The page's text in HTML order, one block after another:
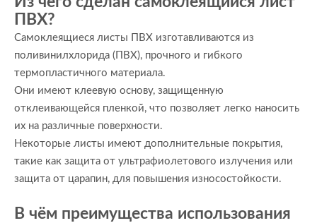
ПВХ?
Самоклеящиеся листы ПВХ изготавливаются из
поливинилхлорида (ПВХ), прочного и гибкого
термопластичного материала.
Они имеют клеевую основу, защищенную
отклеивающейся пленкой, что позволяет легко наносить
их на различные поверхности.
Некоторые листы имеют дополнительные покрытия,
такие как защита от ультрафиолетового излучения или
защита от царапин, для повышения износостойкости.
В чём преимущества использования